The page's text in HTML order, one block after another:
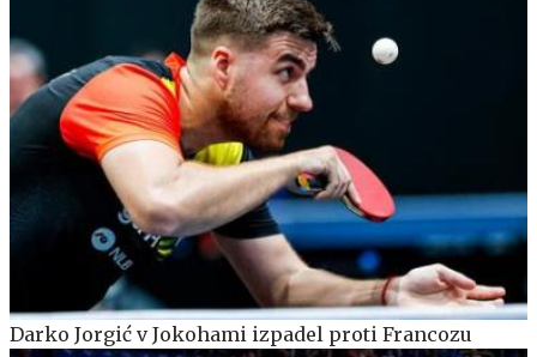
Darko Jorgić v Jokohami izpadel proti Francozu